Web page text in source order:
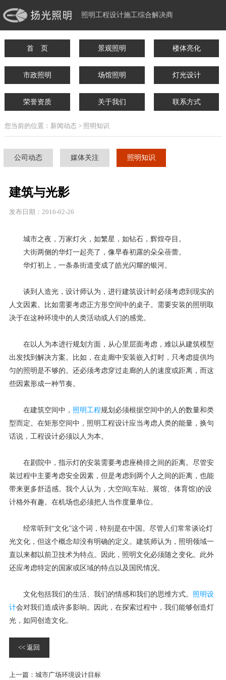
照明工程设计施工综合解决商
首 页 景观照明 楼体亮化
市政照明 场馆照明 灯光设计
荣誉资质 关于我们 联系方式
您当前的位置：新闻动态 > 照明知识
公司动态 媒体关注 照明知识
建筑与光影
发布日期：2016-02-26
城市之夜，万家灯火，如繁星，如钻石，辉煌夺目。
大街两侧的华灯一起亮了，像早春初露的朵朵蓓蕾。
华灯初上，一条条街道变成了皓光闪耀的银河。
谈到人造光，设计师认为，进行建筑设计时必须考虑到现实的
人文因素。比如需要考虑正方形空间中的桌子。需要安装的照明取
决于在这种环境中的人类活动或人们的感觉。
在以人为本进行规划方面，从心里层面考虑，难以从建筑模型
出发找到解决方案。比如，在走廊中安装嵌入灯时，只考虑提供均
匀的照明是不够的。还必须考虑穿过走廊的人的速度或距离，而这
些因素形成一种节奏。
在建筑空间中， 照明工程规划必须根据空间中的人的数量和类
型而定。在矩形空间中，照明工程设计应当考虑人类的能量，换句
话说，工程设计必须以人为本。
在剧院中，指示灯的安装需要考虑座椅排之间的距离。尽管安
装过程中主要考虑安全因素，但是考虑到两个人之间的距离，也能
带来更多舒适感。我个人认为，大空间(车站、展馆、体育馆)的设
计格外有趣。在机场也必须把人当作度量单位。
经常听到“文化”这个词，特别是在中国。尽管人们常常谈论灯
光文化，但这个概念却没有明确的定义。建筑师认为，照明领域一
直以来都以前卫技术为特点。因此，照明文化必须随之变化。此外
还应考虑特定的国家或区域的特点以及国民情况。
文化包括我们的生活、我们的情感和我们的思维方式。 照明设
计会对我们造成许多影响。因此，在探索过程中，我们能够创造灯
光，如同创造文化。
<< 返回
上一篇： 城市广场环境设计目标